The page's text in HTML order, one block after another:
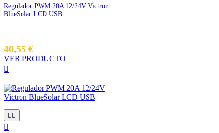
Regulador PWM 20A 12/24V Victron
BlueSolar LCD USB
40,55 €
VER PRODUCTO


